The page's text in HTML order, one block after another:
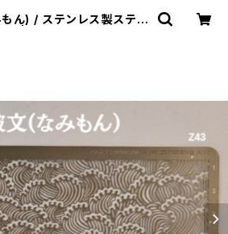
ん) / ステンレス製ステン